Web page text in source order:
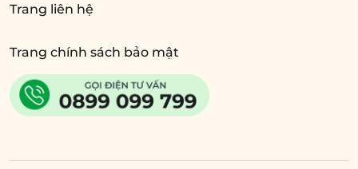
Trang liên hệ
Trang chính sách bảo mật